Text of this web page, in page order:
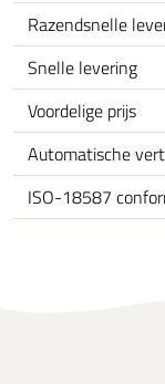
Razendsnelle
Snelle levering
Voordelige prijs
Automatische
ISO-18587